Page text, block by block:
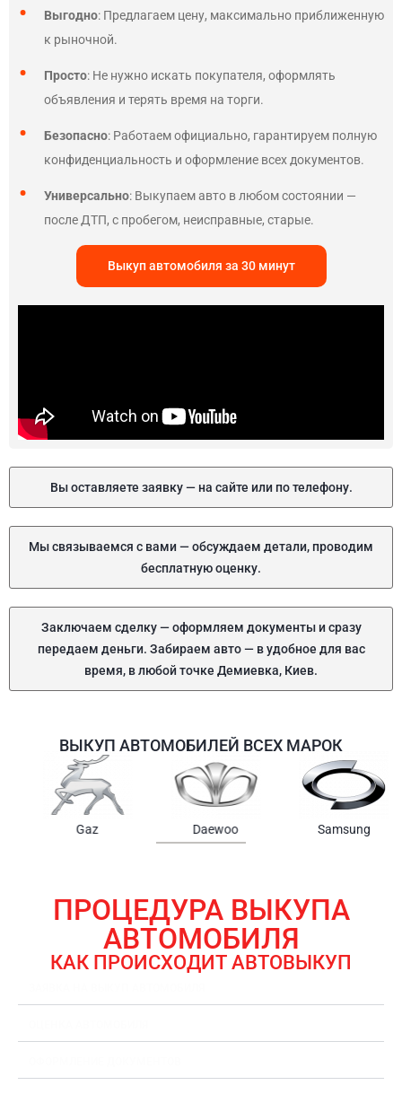
Выгодно: Предлагаем цену, максимально приближенную
к рыночной.
Просто: Не нужно искать покупателя, оформлять
объявления и терять время на торги.
Безопасно: Работаем официально, гарантируем полную
конфиденциальность и оформление всех документов.
Универсально: Выкупаем авто в любом состоянии —
после ДТП, с пробегом, неисправные, старые.
Выкуп автомобиля за 30 минут
Вы оставляете заявку — на сайте или по телефону.
Мы связываемся с вами — обсуждаем детали, проводим
бесплатную оценку.
Заключаем сделку — оформляем документы и сразу
передаем деньги. Забираем авто — в удобное для вас
время, в любой точке Демиевка, Киев.
ВЫКУП АВТОМОБИЛЕЙ ВСЕХ МАРОК
Samsung Chrysler Gmc
ПРОЦЕДУРА ВЫКУПА
АВТОМОБИЛЯ
КАК ПРОИСХОДИТ АВТОВЫКУП